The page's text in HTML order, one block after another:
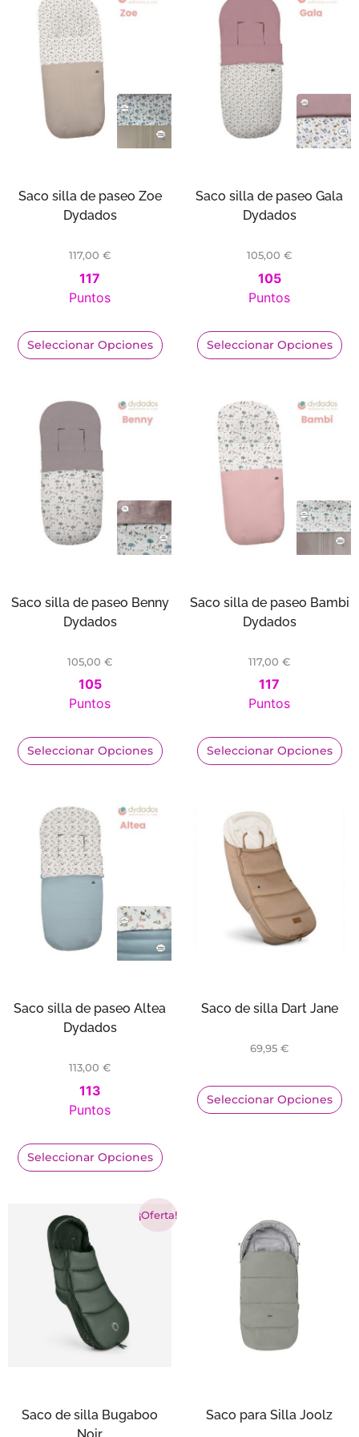
Saco silla de paseo Zoe
Dydados
117,00 €
117
Puntos
Seleccionar Opciones
Saco silla de paseo Gala
Dydados
105,00 €
105
Puntos
Seleccionar Opciones
Saco silla de paseo Benny
Dydados
105,00 €
105
Puntos
Seleccionar Opciones
Saco silla de paseo Bambi
Dydados
117,00 €
117
Puntos
Seleccionar Opciones
Saco silla de paseo Altea
Dydados
113,00 €
113
Puntos
Seleccionar Opciones
Saco de silla Dart Jane
69,95 €
Seleccionar Opciones
¡Oferta!
Saco de silla Bugaboo
Noir
Saco para Silla Joolz